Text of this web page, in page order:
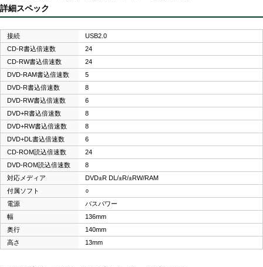
詳細スペック
接続
USB2.0
CD-R書込倍速数
24
CD-RW書込倍速数
24
DVD-RAM書込倍速数
5
DVD-R書込倍速数
8
DVD-RW書込倍速数
6
DVD+R書込倍速数
8
DVD+RW書込倍速数
8
DVD+DL書込倍速数
6
CD-ROM読込倍速数
24
DVD-ROM読込倍速数
8
対応メディア
DVD±R DL/±R/±RW/RAM
付属ソフト
○
電源
バスパワー
幅
136mm
奥行
140mm
高さ
13mm